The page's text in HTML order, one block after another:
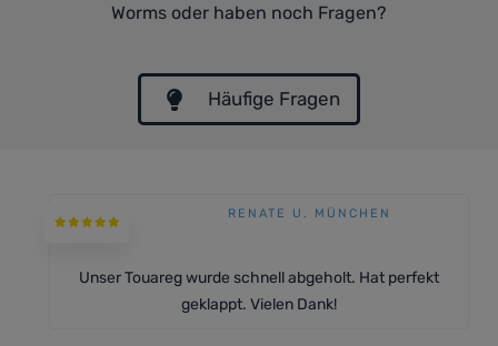
Worms oder haben noch Fragen?
Häufige Fragen
RENATE U. MÜNCHEN
Unser Touareg wurde schnell abgeholt. Hat perfekt
geklappt. Vielen Dank!